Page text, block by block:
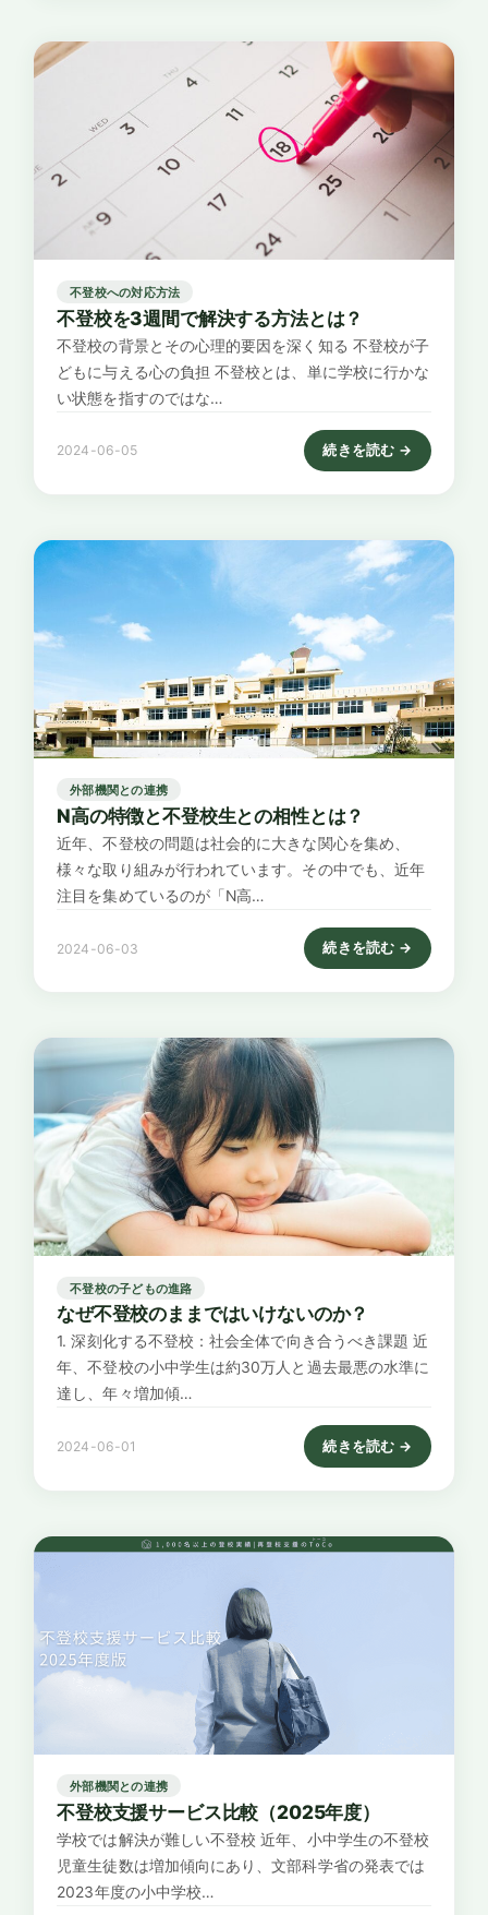
不登校への対応方法
不登校を3週間で解決する方法とは？
不登校の背景とその心理的要因を深く知る 不登校が子
どもに与える心の負担 不登校とは、単に学校に行かな
い状態を指すのではな…
2024-06-05 続きを読む →
: 不登校を3週間で解決す
外部機関との連携
N高の特徴と不登校生との相性とは？
近年、不登校の問題は社会的に大きな関心を集め、
様々な取り組みが行われています。その中でも、近年
注目を集めているのが「N高…
2024-06-03 続きを読む →
: N高の特徴と不登校生
不登校の子どもの進路
なぜ不登校のままではいけないのか？
1. 深刻化する不登校：社会全体で向き合うべき課題 近
年、不登校の小中学生は約30万人と過去最悪の水準に
達し、年々増加傾…
2024-06-01 続きを読む →
: なぜ不登校のままでは
外部機関との連携
不登校支援サービス比較（2025年度）
学校では解決が難しい不登校 近年、小中学生の不登校
児童生徒数は増加傾向にあり、文部科学省の発表では
2023年度の小中学校…